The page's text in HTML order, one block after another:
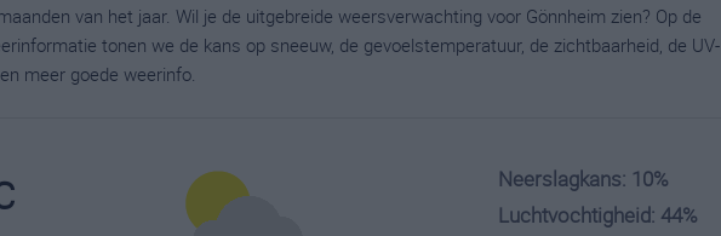
van het jaar. Wil je de uitgebreide weersverwachting voor Gönnheim zien? Op de
tonen we de kans op sneeuw, de gevoelstemperatuur, de zichtbaarheid, de UV-
meer goede weerinfo.
Neerslagkans: 10%
Luchtvochtigheid: 44%